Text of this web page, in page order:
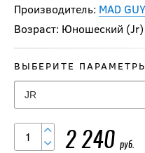
Производитель: MAD GUY
Возраст: Юношеский (Jr)
ВЫБЕРИТЕ
2 240 руб.